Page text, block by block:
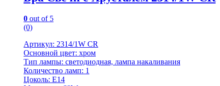
0 out of 5
(0)
Артикул: 2314/1W CR
Основной цвет: хром
Тип лампы: светодиодная, лампа накаливания
Количество ламп: 1
Цоколь: Е14